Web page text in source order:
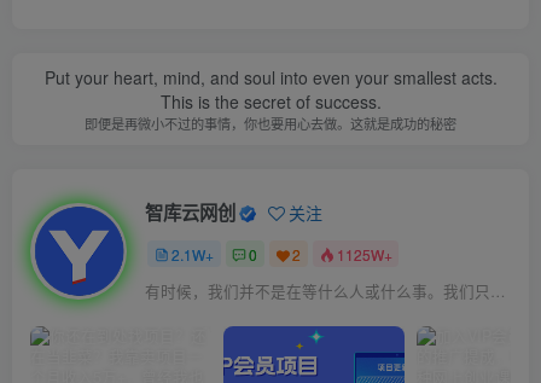
Put your heart, mind, and soul into even your smallest acts.
This is the secret of success.
即便是再微小不过的事情，你也要用心去做。这就是成功的秘密
智库云网创 关注
2.1W+ 0 2 1125W+
有时候，我们并不是在等什么人或什么事。我们只是在静待岁月改变自己